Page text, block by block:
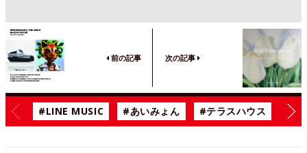
前の記事 次の記事
#LINE MUSIC #あいみょん #テラスハウス #